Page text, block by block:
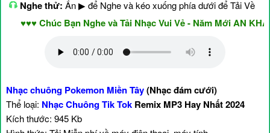
Nghe thử: Ấn ▶ để Nghe và kéo xuống phía dưới để Tải Về
♥♥♥ Chúc Bạn Nghe và Tải Nhạc Vui Vẻ - Năm Mới AN
Nhạc chuông Pokemon Miền Tây(Nhạc đám cưới)
Thể loại: Nhạc Chuông Tik Tok Remix MP3 Hay Nhất 2024
Kích thước: 945 Kb